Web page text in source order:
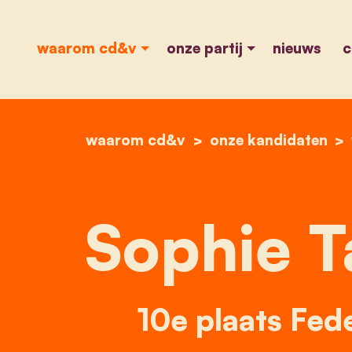
waarom cd&v onze partij nieuws
waarom cd&v onze kandidaten
Sophie
10e plaats